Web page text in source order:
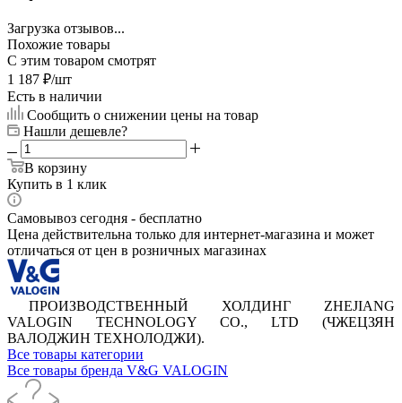
Загрузка отзывов...
Похожие товары
С этим товаром смотрят
1 187 ₽/шт
Есть в наличии
Сообщить о снижении цены на товар
Нашли дешевле?
В корзину
Купить в 1 клик
Самовывоз сегодня - бесплатно
Цена действительна только для интернет-магазина и может
отличаться от цен в розничных магазинах
ПРОИЗВОДСТВЕННЫЙ ХОЛДИНГ ZHEJIANG
VALOGIN TECHNOLOGY CO., LTD (ЧЖЕЦЗЯН
ВАЛОДЖИН ТЕХНОЛОДЖИ).
Все товары категории
Все товары бренда V&G VALOGIN